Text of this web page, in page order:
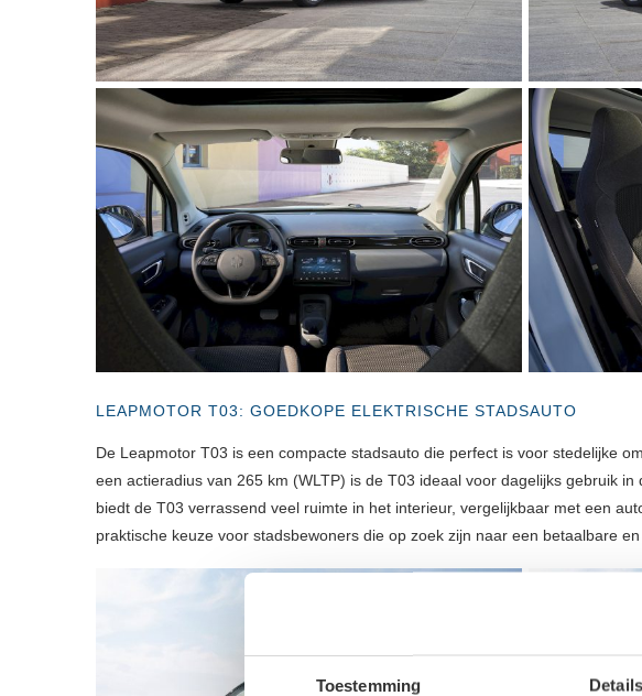
Toestemming Details
LEAPMOTOR T03: GOEDKOPE ELEKTRISCHE STADSAUTO
De Leapmotor T03 is een compacte stadsauto die perfect is voor stedelijke
een actieradius van 265 km (WLTP) is de T03 ideaal voor dagelijks gebruik
biedt de T03 verrassend veel ruimte in het interieur, vergelijkbaar met een
praktische keuze voor stadsbewoners die op zoek zijn naar een betaalbare